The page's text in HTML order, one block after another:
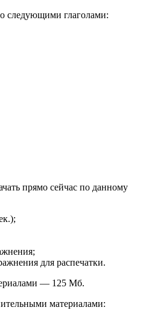
следующими глаголами:
прямо сейчас по данному
для распечатки.
— 125 Мб.
материалами: